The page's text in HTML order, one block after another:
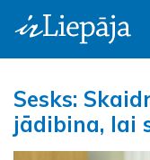
Sesks:
jādibina, lai